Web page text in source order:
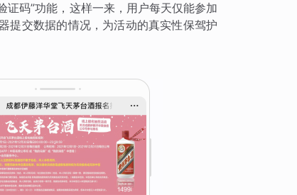
证码”功能，这样一来，用户每天仅能参加
提交数据的情况，为活动的真实性保驾护